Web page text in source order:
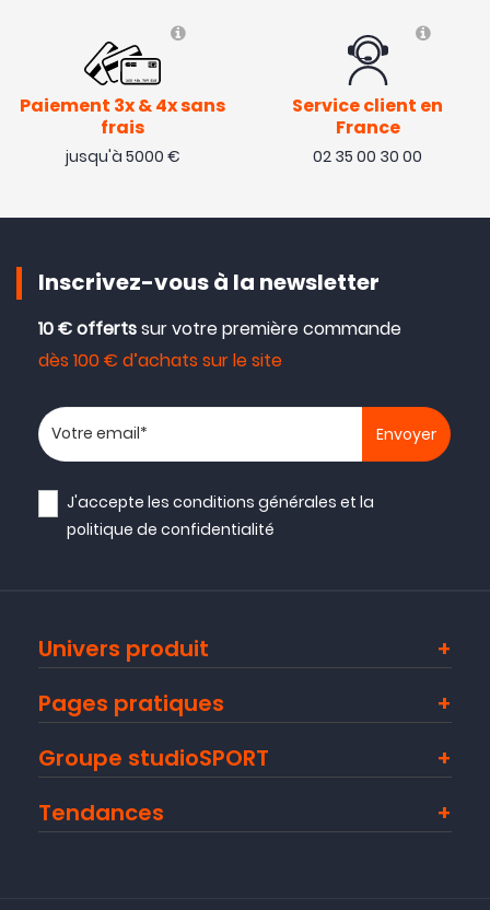
Paiement 3x & 4x sans
frais
jusqu'à 5000 €
Service client en
France
02 35 00 30 00
Inscrivez-vous à la newsletter
10 € offertssur votre première commande
dès 100 € d’achats sur le site
Votre adresse email
J'accepte lesconditions générales et la
politique de confidentialité
Univers produit
Pages pratiques
Groupe studioSPORT
Tendances